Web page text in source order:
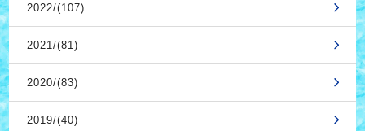
2022/(107)
2021/(81)
2020/(83)
2019/(40)